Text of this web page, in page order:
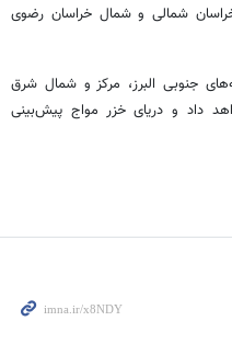
خراسان شمالی و شمال خراسان رضوی
جنوبی البرز، مرکز و شمال شرق
داد و دریای خزر مواج پیش‌بینی